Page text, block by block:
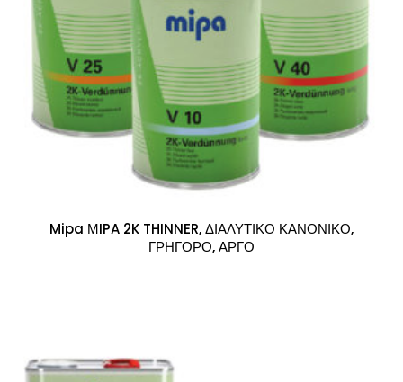
Mipa ΜIPA 2K THINNER, ΔΙΑΛΥΤΙΚΟ ΚΑΝΟΝΙΚΟ,
ΓΡΗΓΟΡΟ, ΑΡΓΟ